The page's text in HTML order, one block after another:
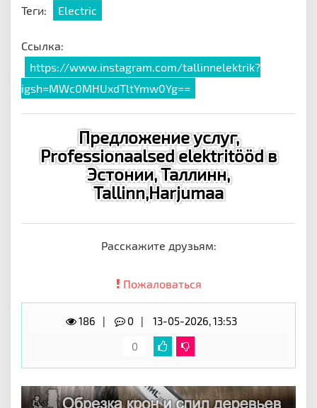
Теги: Electric
Ссылка:
https://www.instagram.com/tallinnelektrik?
igsh=MWc0MHUxdTltYmw0Yg==
Предложение услуг,
Professionaalsed elektritööd в
Эстонии, Таллинн,
Tallinn,Harjumaa
Расскажите друзьям:
Пожаловаться
186 0
13-05-2026, 13:53
0